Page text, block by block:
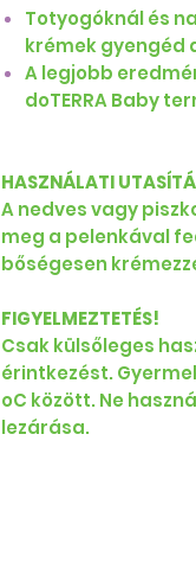
Totyogóknál és
krémek gyengéd
A legjobb
doTERRA Baby
HASZNÁLATI
A nedves vagy
meg a pelenkával
bőségesen
FIGYELMEZTETÉS!
Csak külsőleges
érintkezést.
oC között. Ne
lezárása.